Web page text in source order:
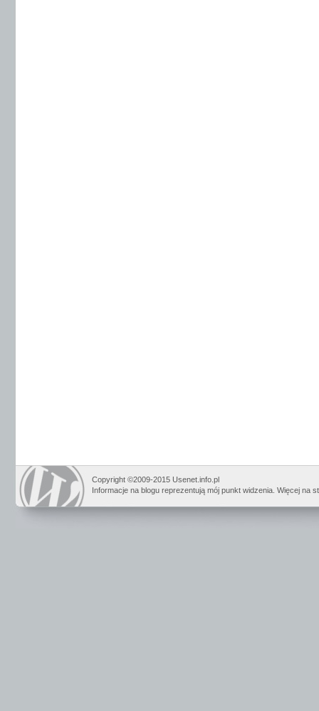
Copyright ©2009-2015 Usenet.info.pl
Informacje na blogu reprezentują mój punkt widzenia. Więcej na